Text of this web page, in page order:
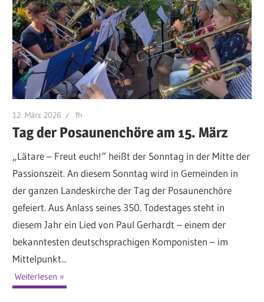
12. März 2026 fh
Tag der Posaunenchöre am 15. März
„Lätare – Freut euch!“ heißt der Sonntag in der Mitte der
Passionszeit. An diesem Sonntag wird in Gemeinden in
der ganzen Landeskirche der Tag der Posaunenchöre
gefeiert. Aus Anlass seines 350. Todestages steht in
diesem Jahr ein Lied von Paul Gerhardt – einem der
bekanntesten deutschsprachigen Komponisten – im
Mittelpunkt...
Weiterlesen